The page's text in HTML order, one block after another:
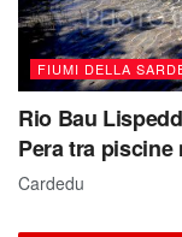
FIUMI DELLA
Rio Bau
Pera tra
Cardedu